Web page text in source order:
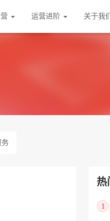
运营进阶 关于我
务
热
1